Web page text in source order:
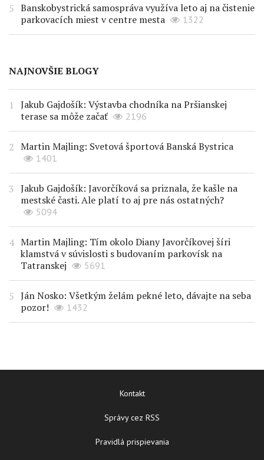
Banskobystrická samospráva využíva leto aj na čistenie
parkovacích miest v centre mesta
1322
NAJNOVŠIE BLOGY
Jakub Gajdošík: Výstavba chodníka na Pršianskej
terase sa môže začať
2196
Martin Majling: Svetová športová Banská Bystrica
1401
Jakub Gajdošík: Javorčíková sa priznala, že kašle na
mestské časti. Ale platí to aj pre nás ostatných?
5094
Martin Majling: Tím okolo Diany Javorčíkovej šíri
klamstvá v súvislosti s budovaním parkovísk na
Tatranskej
5691
Ján Nosko: Všetkým želám pekné leto, dávajte na seba
pozor!
1432
Kontakt
Správy cez RSS
Pravidlá prispievania